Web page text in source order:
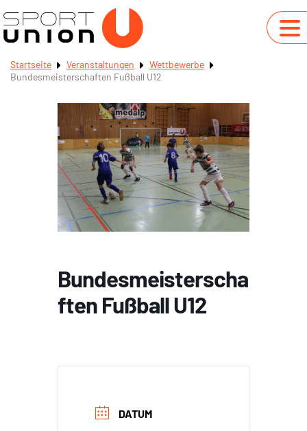
Startseite Veranstaltungen
Wettbewerbe
Bundesmeisterschaften Fußball U12
Bundesmeisterscha
ften Fußball U12
DATUM